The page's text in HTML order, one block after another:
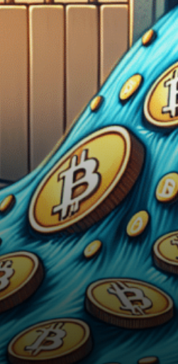
a récemment
de
des ETF
près de 480